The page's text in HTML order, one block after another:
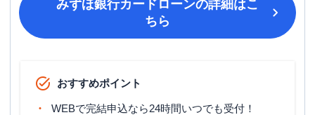
みずほ銀行カードローンの詳細はこ
ちら
おすすめポイント
WEBで完結申込なら24時間いつでも受付！